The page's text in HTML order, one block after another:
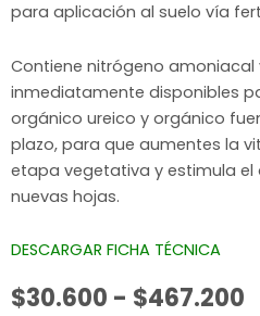
para aplicación al suelo vía
Contiene nitrógeno amoniacal
inmediatamente disponibles
orgánico ureico y orgánico
plazo, para que aumentes la
etapa vegetativa y estimula
nuevas hojas.
DESCARGAR FICHA TÉCNICA
$30.600 - $467.200